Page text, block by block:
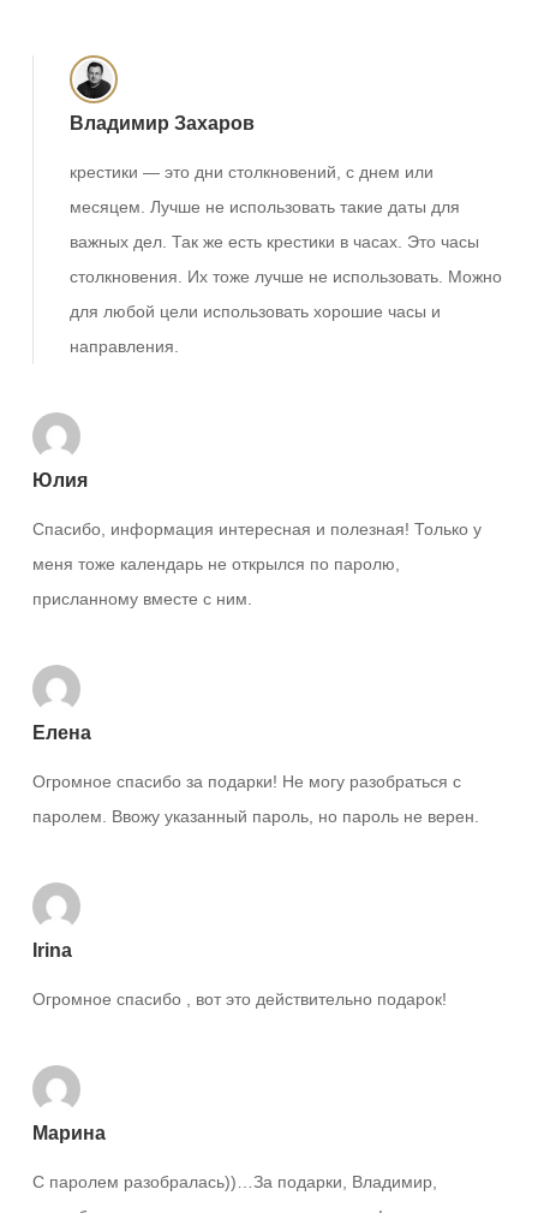
Владимир Захаров
крестики — это дни столкновений, с днем или
месяцем. Лучше не использовать такие даты для
важных дел. Так же есть крестики в часах. Это часы
столкновения. Их тоже лучше не использовать. Можно
для любой цели использовать хорошие часы и
направления.
Юлия
Спасибо, информация интересная и полезная! Только у
меня тоже календарь не открылся по паролю,
присланному вместе с ним.
Елена
Огромное спасибо за подарки! Не могу разобраться с
паролем. Ввожу указанный пароль, но пароль не верен.
Irina
Огромное спасибо , вот это действительно подарок!
Марина
С паролем разобралась))…За подарки, Владимир,